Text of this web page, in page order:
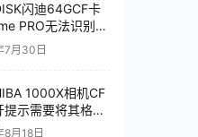
闪迪64GCF卡
PRO无法识别存
坏不识别CF卡数据
7月30日
1000X相机CF
提示需要将其格式
管理显示32MB芯
月18日